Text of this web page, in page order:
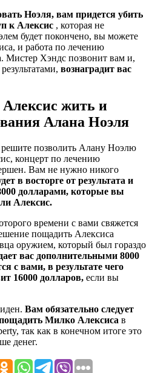
Ноэля, вам придется убить
к Алексис , которая не
будет покончено, вы можете
и работа по лечению
Мистер Хэндс позвонит вам и,
вознаградит вас
жить и
Алана Ноэля
позволить Алану Ноэлю
концерт по лечению
Вам не нужно никого
в восторге от результата и
долларами, которые вы
Алексис.
времени с вами свяжется
пощадить Алексиса
оружием, который был гораздо
вас дополнительными 8000
с вами, в результате чего
16000 долларов, если вы
Вам обязательно следует
Милко Алексиса в
так как в конечном итоге это
денег.